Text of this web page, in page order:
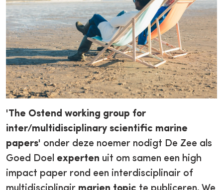
'The Ostend working group for
inter/multidisciplinary scientific marine
papers' onder deze noemer nodigt De Zee als
Goed Doel experten uit om samen een high
impact paper rond een interdisciplinair of